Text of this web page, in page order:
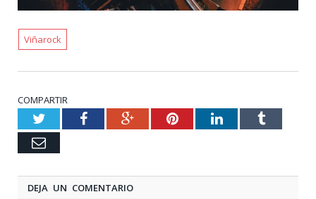
Viñarock
COMPARTIR
TwitterFacebookGoogle+PinterestLinkedInTumblr
Email
DEJA UN COMENTARIO